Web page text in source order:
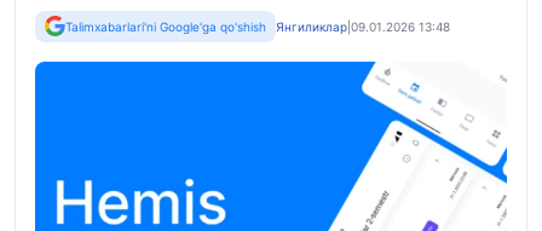
Talimxabarlari'ni Google'ga qo'shish Янгиликлар 09.01.2026 13:48